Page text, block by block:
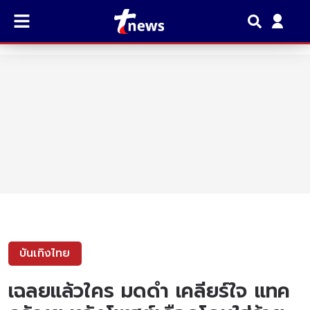
บันเทิงไทย
เฉลยแล้วใคร มดดำ เคลียร์ใจ แทค